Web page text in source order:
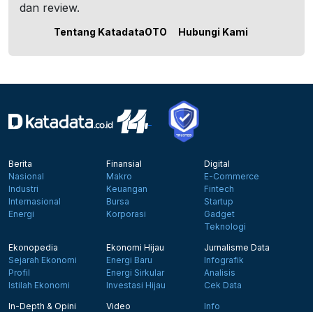
dan review.
Tentang KatadataOTO Hubungi Kami
Berita
Nasional
Industri
Internasional
Energi
Finansial
Makro
Keuangan
Bursa
Korporasi
Digital
E-Commerce
Fintech
Startup
Gadget
Teknologi
Ekonopedia
Sejarah Ekonomi
Profil
Istilah Ekonomi
Ekonomi Hijau
Energi Baru
Energi Sirkular
Investasi Hijau
Jurnalisme Data
Infografik
Analisis
Cek Data
In-Depth & Opini
Video
Info